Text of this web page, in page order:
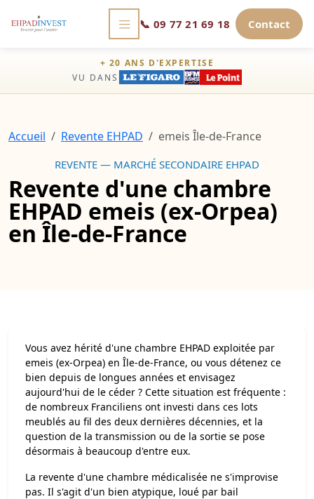
📞 09 77 21 69 18 Contact
+ 20 ANS D'EXPERTISE
VU DANS
Accueil Revente EHPAD emeis Île-de-France
REVENTE — MARCHÉ SECONDAIRE EHPAD
Revente d'une chambre
EHPAD emeis (ex-Orpea)
en Île-de-France
Vous avez hérité d'une chambre EHPAD exploitée par
emeis (ex-Orpea) en Île-de-France, ou vous détenez ce
bien depuis de longues années et envisagez
aujourd'hui de le céder ? Cette situation est fréquente :
de nombreux Franciliens ont investi dans ces lots
meublés au fil des deux dernières décennies, et la
question de la transmission ou de la sortie se pose
désormais à beaucoup d'entre eux.
La revente d'une chambre médicalisée ne s'improvise
pas. Il s'agit d'un bien atypique, loué par bail